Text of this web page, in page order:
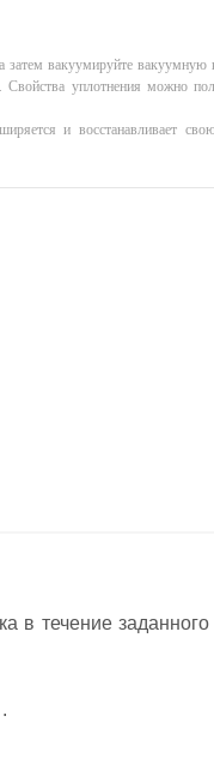
вакуумируйте вакуумную
уплотнения можно
и восстанавливает
в течение заданного
.